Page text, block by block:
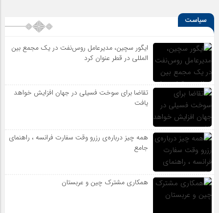
سیاست
ایگور سچین، مدیرعامل روس‌نفت در یک مجمع بین
المللی در قطر عنوان کرد
تقاضا برای سوخت فسیلی در جهان افزایش خواهد
یافت
همه چیز درباره‌ی رزرو وقت سفارت فرانسه ، راهنمای
جامع
همکاری مشترک چین و عربستان